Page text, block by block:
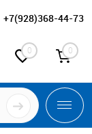
+7(928)368-44-73
0 0